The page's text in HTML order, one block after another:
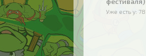
Уже есть у: 78